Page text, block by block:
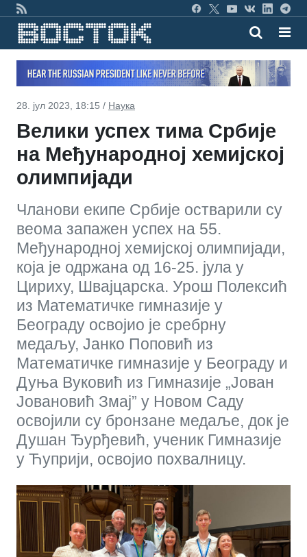
28. јул 2023, 18:15 / Наука
Велики успех тима Србије
на Међународној хемијској
олимпијади
Чланови екипе Србије остварили су
веома запажен успех на 55.
Међународној хемијској олимпијади,
која је одржана од 16-25. јула у
Цириху, Швајцарска. Урош Полексић
из Математичке гимназије у
Београду освојио је сребрну
медаљу, Јанко Поповић из
Математичке гимназије у Београду и
Дуња Вуковић из Гимназије „Јован
Јовановић Змај” у Новом Саду
освојили су бронзане медаље, док је
Душан Ђурђевић, ученик Гимназије
у Ћуприји, освојио похвалницу.